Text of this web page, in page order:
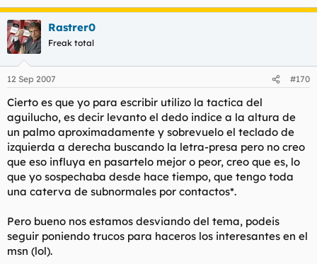
Rastrer0
Freak total
12 Sep 2007 #170
Cierto es que yo para escribir utilizo la tactica del
aguilucho, es decir levanto el dedo indice a la altura de
un palmo aproximadamente y sobrevuelo el teclado de
izquierda a derecha buscando la letra-presa pero no creo
que eso influya en pasartelo mejor o peor, creo que es, lo
que yo sospechaba desde hace tiempo, que tengo toda
una caterva de subnormales por contactos*.
Pero bueno nos estamos desviando del tema, podeis
seguir poniendo trucos para haceros los interesantes en el
msn (lol).